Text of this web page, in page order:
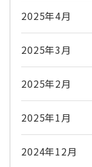
2025年4月
2025年3月
2025年2月
2025年1月
2024年12月